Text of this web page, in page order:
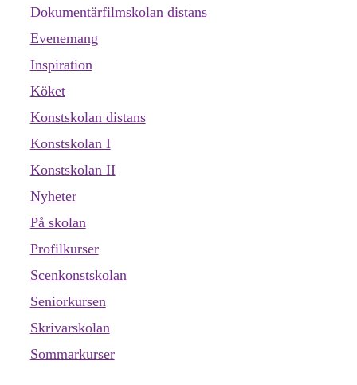
Dokumentärfilmskolan distans
Evenemang
Inspiration
Köket
Konstskolan distans
Konstskolan I
Konstskolan II
Nyheter
På skolan
Profilkurser
Scenkonstskolan
Seniorkursen
Skrivarskolan
Sommarkurser